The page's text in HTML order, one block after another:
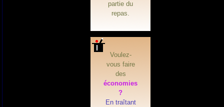
partie du
repas.
Voulez-
vous faire
des
économies
?
En traîtant